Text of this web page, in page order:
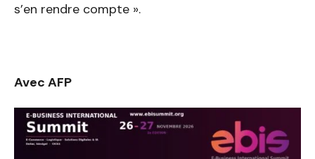
s’en rendre compte ».
Avec AFP